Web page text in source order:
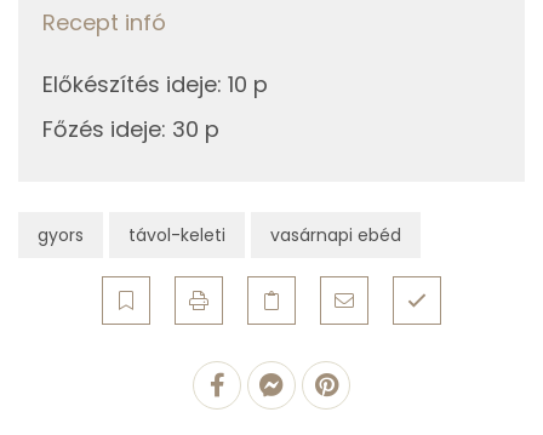
gyors távol-keleti vasárnapi ebéd
C vitamin:
Riboflavin - B2 vitamin:
Összesen
Recept infó
Előkészítés ideje: 10 p
Főzés ideje: 30 p